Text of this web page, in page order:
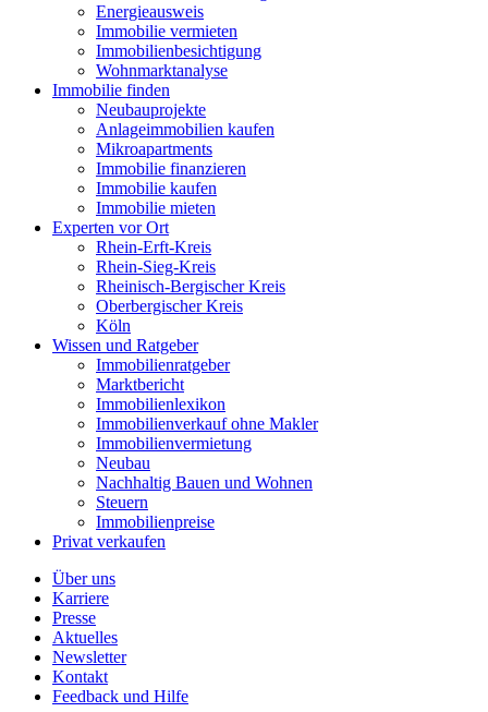
Energieausweis
Immobilie vermieten
Immobilienbesichtigung
Wohnmarktanalyse
Immobilie finden
Neubauprojekte
Anlageimmobilien kaufen
Mikroapartments
Immobilie finanzieren
Immobilie kaufen
Immobilie mieten
Experten vor Ort
Rhein-Erft-Kreis
Rhein-Sieg-Kreis
Rheinisch-Bergischer Kreis
Oberbergischer Kreis
Köln
Wissen und Ratgeber
Immobilienratgeber
Marktbericht
Immobilienlexikon
Immobilienverkauf ohne Makler
Immobilienvermietung
Neubau
Nachhaltig Bauen und Wohnen
Steuern
Immobilienpreise
Privat verkaufen
Über uns
Karriere
Presse
Aktuelles
Newsletter
Kontakt
Feedback und Hilfe